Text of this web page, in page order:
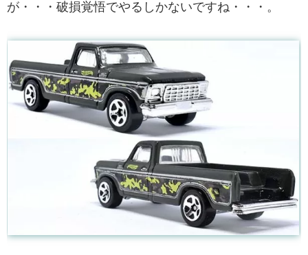
が・・・破損覚悟でやるしかないですね・・・。